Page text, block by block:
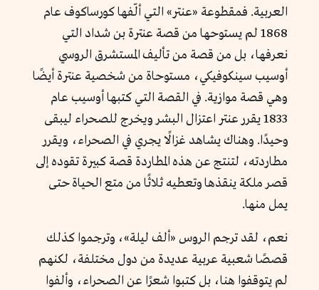
العربية. فمقطوعة «عنتر» التي ألّفها كورساكوف عام
1868 لم يستوحها من قصة عنترة بن شداد التي
نعرفها، بل من قصة من تأليف المستشرق الروسي
أوسيب سينكوفيكي، مستوحاة من شخصية عنترة أيضًا
وهي قصة موازية. في القصة التي كتبها أوسيب عام
1833 يقرر عنتر اعتزال البشر ويخرج للصحراء ليبقى
وحيدًا. وهناك يشاهد غزالًا يجري في الصحراء، ويقرر
مطاردته، لتنتج عن هذه المطاردة قصة كبيرة تقوده إلى
قصر ملكة ينقذها وتعطيه ثلاثًا من متع الحياة حتى
يمل منها.
نعم، لقد ترجم الروس «ألف ليلة»، وترجموا كذلك
قصصًا شعبية عربية عديدة من دول مختلفة، لكنهم
لم يتوقفوا هنا، بل كتبوا شعرًا عن الصحراء، وألفوا